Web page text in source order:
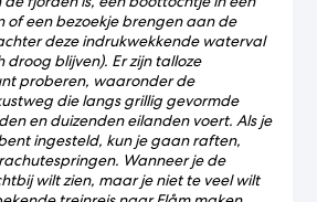
of een bezoekje brengen aan de
deze indrukwekkende waterval
droog blijven). Er zijn talloze
proberen, waaronder de
die langs grillig gevormde
en duizenden eilanden voert. Als je
ingesteld, kun je gaan raften,
Wanneer je de
wilt zien, maar je niet te veel wilt